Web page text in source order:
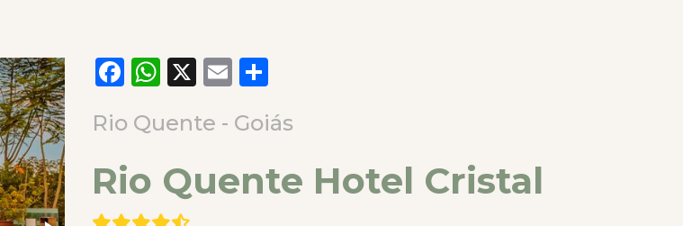
Facebook
WhatsApp
X Email
Rio Quente - Goiás
Rio Quente Hotel Cristal